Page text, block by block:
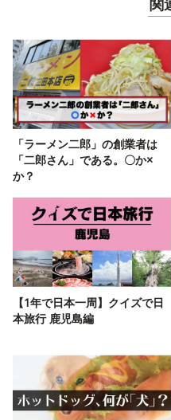
関
「ラーメン二郎」の創業者は
「二郎さん」である。〇か×
か？
【1年で日本一周】クイズで日
本旅行 鹿児島編